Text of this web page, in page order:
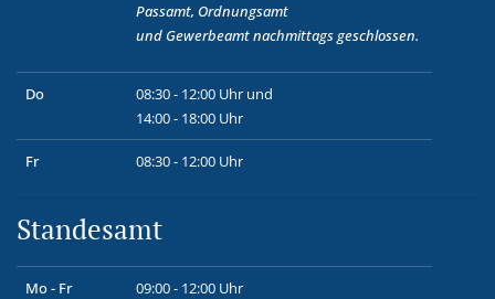
Passamt, Ordnungsamt
und Gewerbeamtnachmittags geschlossen.
Do
08:30 - 12:00 Uhr und
14:00 - 18:00 Uhr
Fr 08:30 - 12:00 Uhr
Standesamt
Mo - Fr 09:00 - 12:00 Uhr